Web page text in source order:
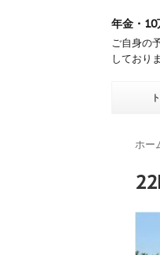
年金・10
ご自身の
しており
ホー